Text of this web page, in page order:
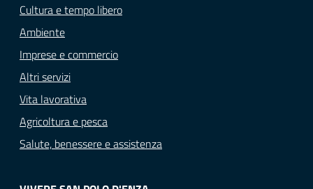
Cultura e tempo libero
Ambiente
Imprese e commercio
Altri servizi
Vita lavorativa
Agricoltura e pesca
Salute, benessere e assistenza